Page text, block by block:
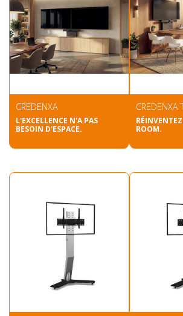
CREDENXA
L'EXCELLENCE N'A PAS
BESOIN D'ESPACE.
CREDENXA
ROOM.